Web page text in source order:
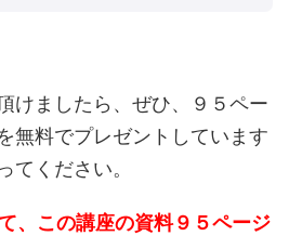
けましたら、ぜひ、９５ペー
無料でプレゼントしています
てください。
、この講座の資料９５ページ